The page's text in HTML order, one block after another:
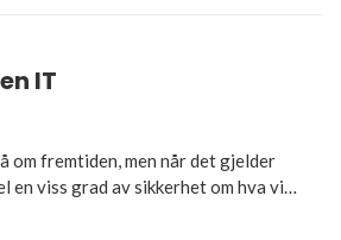
IT
om fremtiden, men når det gjelder
en viss grad av sikkerhet om hva vi…